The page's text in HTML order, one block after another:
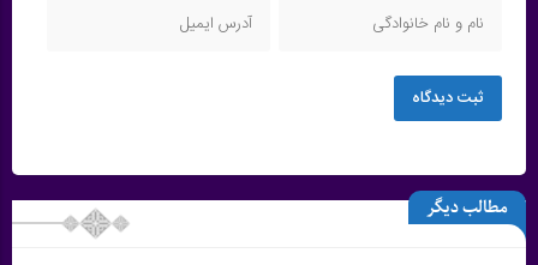
ثبت دیدگاه
مطالب دیگر